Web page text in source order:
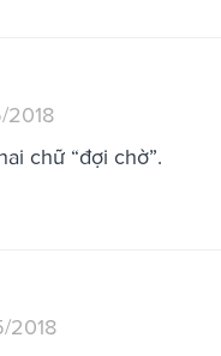
2018
chữ “đợi chờ”.
2018